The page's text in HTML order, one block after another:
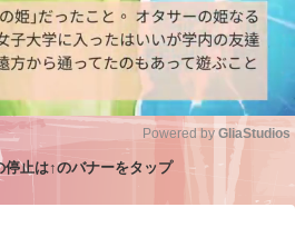
Powered by GliaStudios
止は↑のバナーをタップ